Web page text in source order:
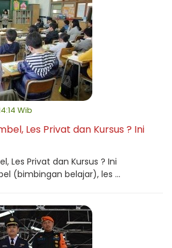
Wib
Les Privat dan Kursus ? Ini
Les Privat dan Kursus ? Ini
(bimbingan belajar), les ...